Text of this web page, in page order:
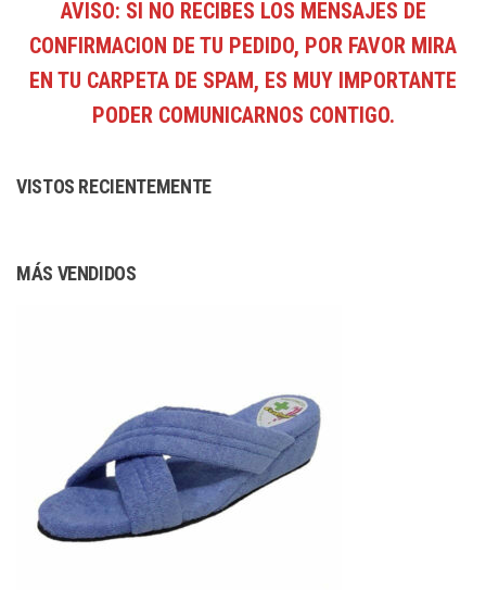
AVISO: SI NO RECIBES LOS MENSAJES DE
CONFIRMACION DE TU PEDIDO, POR FAVOR MIRA
EN TU CARPETA DE SPAM, ES MUY IMPORTANTE
PODER COMUNICARNOS CONTIGO.
VISTOS RECIENTEMENTE
MÁS VENDIDOS